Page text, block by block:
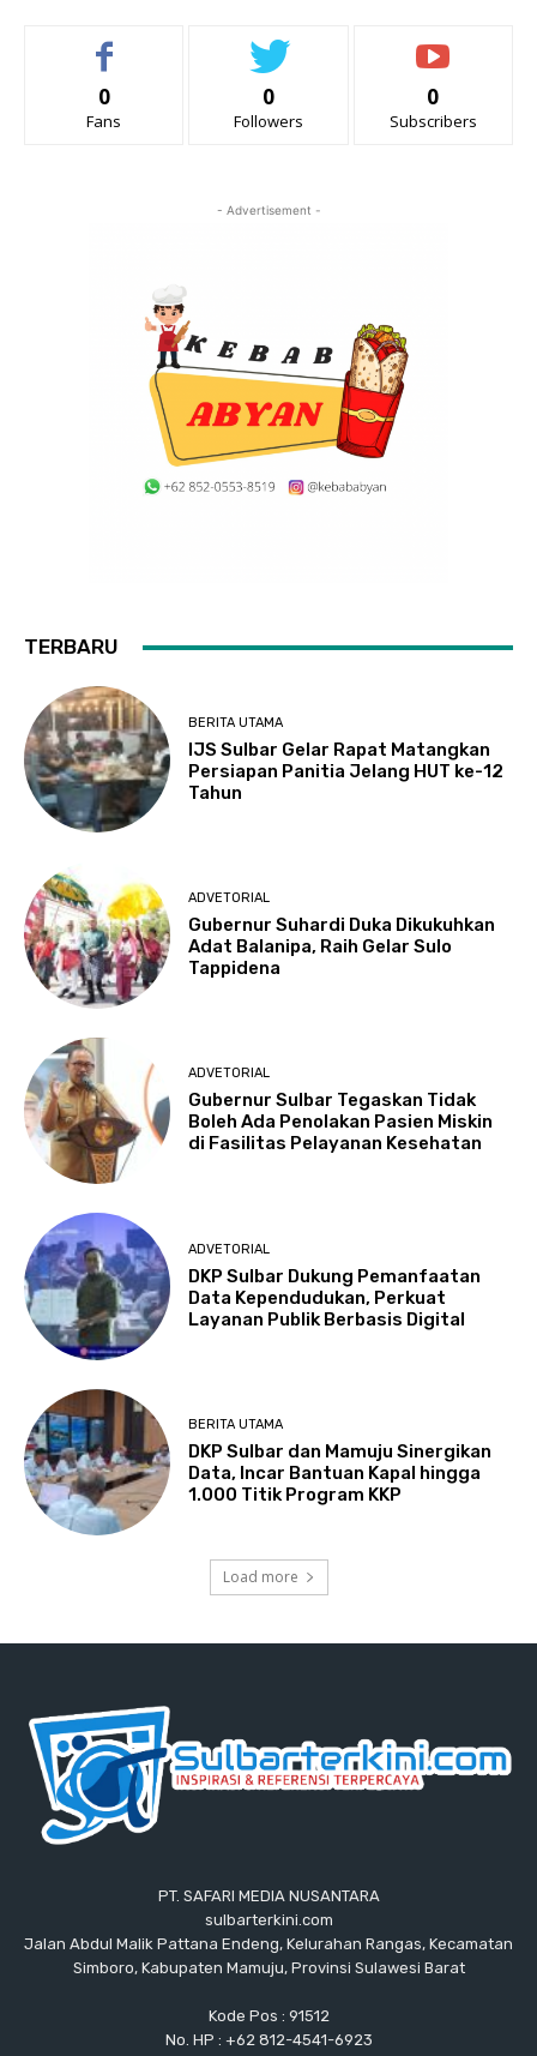
0
Fans
0
Followers
0
Subscribers
- Advertisement -
TERBARU
BERITA UTAMA
IJS Sulbar Gelar Rapat Matangkan
Persiapan Panitia Jelang HUT ke-12
Tahun
ADVETORIAL
Gubernur Suhardi Duka Dikukuhkan
Adat Balanipa, Raih Gelar Sulo
Tappidena
ADVETORIAL
Gubernur Sulbar Tegaskan Tidak
Boleh Ada Penolakan Pasien Miskin
di Fasilitas Pelayanan Kesehatan
ADVETORIAL
DKP Sulbar Dukung Pemanfaatan
Data Kependudukan, Perkuat
Layanan Publik Berbasis Digital
BERITA UTAMA
DKP Sulbar dan Mamuju Sinergikan
Data, Incar Bantuan Kapal hingga
1.000 Titik Program KKP
Load more
PT. SAFARI MEDIA NUSANTARA
sulbarterkini.com
Jalan Abdul Malik Pattana Endeng, Kelurahan Rangas, Kecamatan
Simboro, Kabupaten Mamuju, Provinsi Sulawesi Barat
Kode Pos : 91512
No. HP : +62 812-4541-6923